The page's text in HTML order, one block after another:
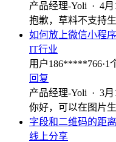
产品经理-Yoli · 4月
抱歉，草料不支持
如何放上微信小程序
IT行业
用户186*****766·1
回复
产品经理-Yoli · 3月
你好，可以在图片
字段和二维码的距
线上分享